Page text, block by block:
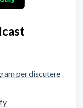
per discutere